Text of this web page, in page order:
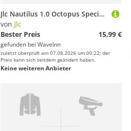
Jlc Nautilus 1.0 Octopus Special Kabura 150g Rosa
von Jlc
Bester Preis
15,99 €
gefunden bei WaveInn
zuletzt überprüft am 07.08.2026 um 00:22; der
Preis kann sich seitdem geändert haben.
Keine weiteren Anbieter